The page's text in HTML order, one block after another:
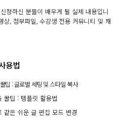
청하신 분들이 배우게 될 실제 내용입니
상, 첨부파일, 수강생 전용 커뮤니티 및 채
용법
팁 : 글로벌 세팅 및 스타일 복사
꿀팁 : 템플릿 활용법
같은 쉬운 글 편집 모드 변경